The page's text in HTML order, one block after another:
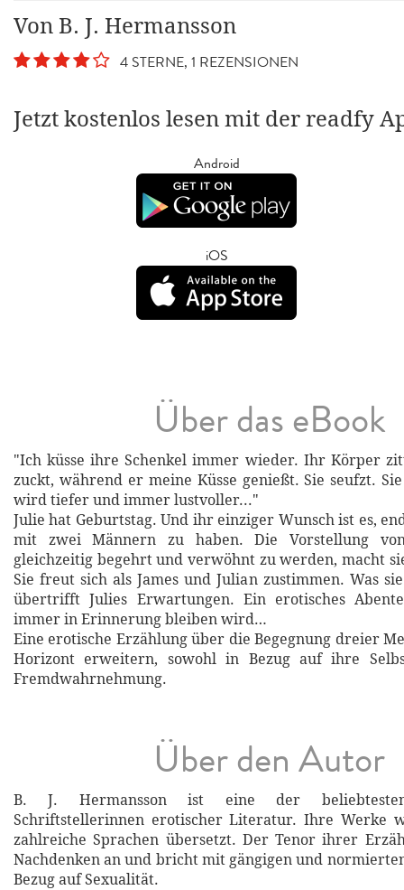
Von B. J. Hermansson
4 STERNE, 1 REZENSIONEN
Jetzt kostenlos lesen mit der readfy
Android
iOS
Über das eBook
"Ich küsse ihre Schenkel immer wieder. Ihr Körper
zuckt, während er meine Küsse genießt. Sie seufzt.
wird tiefer und immer lustvoller..."
Julie hat Geburtstag. Und ihr einziger Wunsch ist es,
mit zwei Männern zu haben. Die Vorstellung
gleichzeitig begehrt und verwöhnt zu werden, macht
Sie freut sich als James und Julian zustimmen. Was
übertrifft Julies Erwartungen. Ein erotisches
immer in Erinnerung bleiben wird…
Eine erotische Erzählung über die Begegnung dreier
Horizont erweitern, sowohl in Bezug auf ihre
Fremdwahrnehmung.
Über den Autor
B. J. Hermansson ist eine der beliebtesten
Schriftstellerinnen erotischer Literatur. Ihre Werke
zahlreiche Sprachen übersetzt. Der Tenor ihrer
Nachdenken an und bricht mit gängigen und
Bezug auf Sexualität.